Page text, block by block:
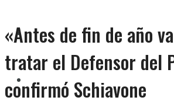
Lanús
Lomas
«Antes de fin de año
tratar el Defensor del
confirmó Schiavone